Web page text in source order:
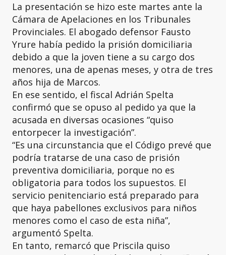
La presentación se hizo este martes ante la
Cámara de Apelaciones en los Tribunales
Provinciales. El abogado defensor Fausto
Yrure había pedido la prisión domiciliaria
debido a que la joven tiene a su cargo dos
menores, una de apenas meses, y otra de tres
años hija de Marcos.
En ese sentido, el fiscal Adrián Spelta
confirmó que se opuso al pedido ya que la
acusada en diversas ocasiones “quiso
entorpecer la investigación”.
“Es una circunstancia que el Código prevé que
podría tratarse de una caso de prisión
preventiva domiciliaria, porque no es
obligatoria para todos los supuestos. El
servicio penitenciario está preparado para
que haya pabellones exclusivos para niños
menores como el caso de esta niña”,
argumentó Spelta.
En tanto, remarcó que Priscila quiso